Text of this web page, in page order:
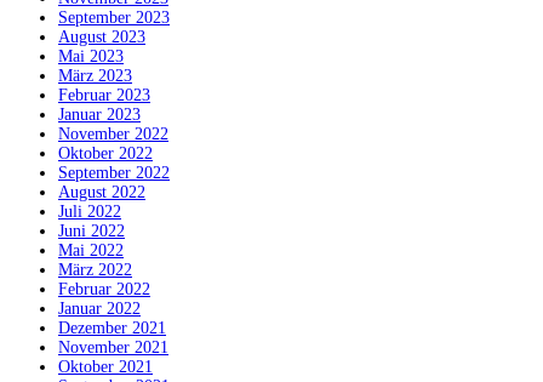
September 2023
August 2023
Mai 2023
März 2023
Februar 2023
Januar 2023
November 2022
Oktober 2022
September 2022
August 2022
Juli 2022
Juni 2022
Mai 2022
März 2022
Februar 2022
Januar 2022
Dezember 2021
November 2021
Oktober 2021